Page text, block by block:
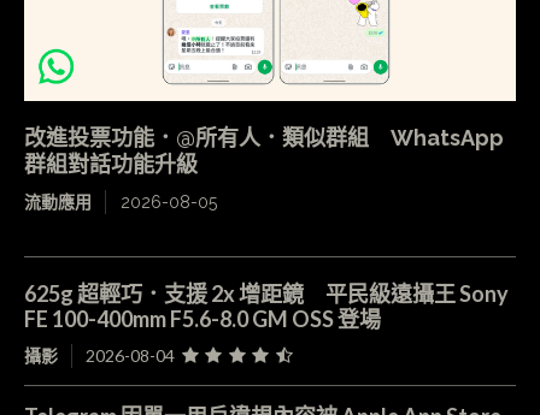
改進投票功能．@所有人．類似群組 WhatsApp
群組對話功能升級
流動應用 2026-08-05
625g 超輕巧．支援 2x 增距鏡 平民級遠攝王 Sony
FE 100-400mm F5.6-8.0 GM OSS 登場
攝影 2026-08-04